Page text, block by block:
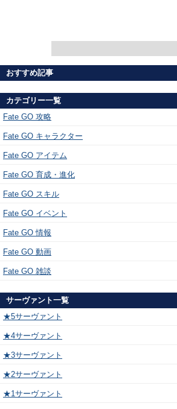
おすすめ記事
カテゴリー一覧
Fate GO 攻略
Fate GO キャラクター
Fate GO アイテム
Fate GO 育成・進化
Fate GO スキル
Fate GO イベント
Fate GO 情報
Fate GO 動画
Fate GO 雑談
サーヴァント一覧
★5サーヴァント
★4サーヴァント
★3サーヴァント
★2サーヴァント
★1サーヴァント